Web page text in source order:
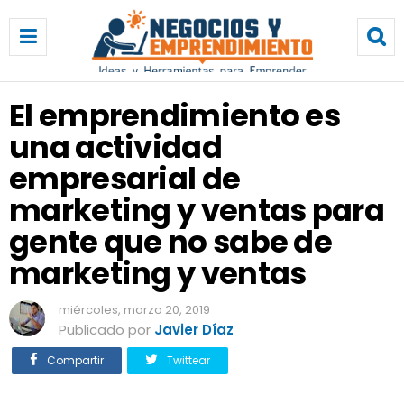
e
m
e
n
d
m
i
e
n
o
e
s
u
El emprendimiento es
una actividad
empresarial de
marketing y ventas para
gente que no sabe de
marketing y ventas
miércoles, marzo 20, 2019
Publicado por Javier Díaz
Compartir Twittear